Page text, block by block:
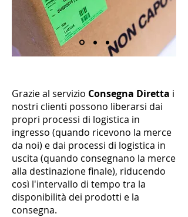
Grazie al servizio Consegna Diretta i
nostri clienti possono liberarsi dai
propri processi di logistica in
ingresso (quando ricevono la merce
da noi) e dai processi di logistica in
uscita (quando consegnano la merce
alla destinazione finale), riducendo
così l'intervallo di tempo tra la
disponibilità dei prodotti e la
consegna.